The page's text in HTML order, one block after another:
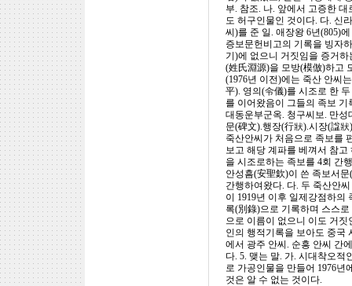
부. 참조. 나. 앞에서 고증한
도 허구인물인 것이다. 다. 신
씨)를 준 일. 애장왕 6년(805)
증보문헌비고의 기록을 빙자
기)에 없으니 거짓임을 증거
(姓氏淵源)을 모방(模倣)하고
(1976년 이전)에는 죽산 안씨
平). 영의(令儀)를 시조로 한
를 이어왔음이 그들의 족보
대동운부군옥. 청구씨보. 만성
문(碑文).행장(行狀).시장(諡
죽산안씨가 처음으로 족보를
보고 해당 계파를 베껴서 참고
을 시조로하는 족보를 4회 간
안성흠(安聖欽)이 쓴 족보서문
간행하여왔다. 다. 두 죽산안
이 1919년 이후 일제강점하
록(別錄)으로 기록하며 스스
으로 이름이 없으니 이도 거
인의 행적기록을 보아도 중국
에서 광주 안씨. 순흥 안씨 간
다. 5. 맺는 말. 가. 시대착오
로 가공인물을 만들어 1976년
것은 알 수 없는 것이다.